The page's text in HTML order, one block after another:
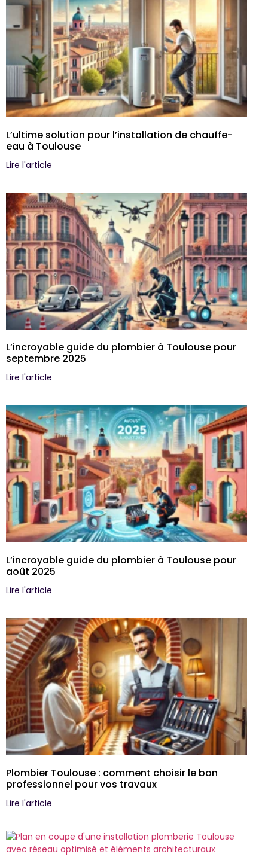
L’ultime solution pour l’installation de chauffe-
eau à Toulouse
Lire l'article
L’incroyable guide du plombier à Toulouse pour
septembre 2025
Lire l'article
L’incroyable guide du plombier à Toulouse pour
août 2025
Lire l'article
Plombier Toulouse : comment choisir le bon
professionnel pour vos travaux
Lire l'article